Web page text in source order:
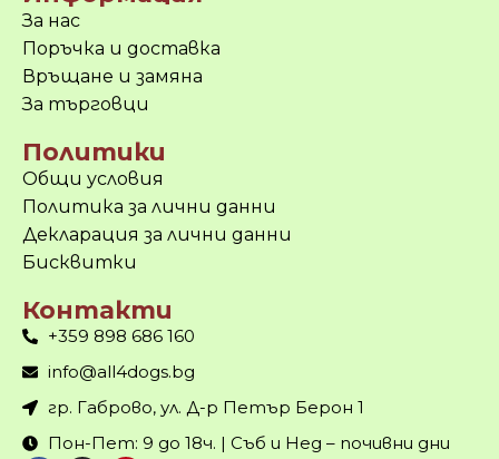
За нас
Поръчка и доставка
Връщане и замяна
За търговци
Политики
Общи условия
Политика за лични данни
Декларация за лични данни
Бисквитки
Контакти
+359 898 686 160
info@all4dogs.bg
гр. Габрово, ул. Д-р Петър Берон 1
Пон-Пет: 9 до 18ч. | Съб и Нед – почивни дни